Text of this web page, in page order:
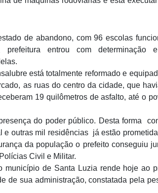
de abandono, com 96 escolas
entrou com determinação
está totalmente reformado e
as ruas do centro da cidade, que
19 quilômetros de asfalto, até o
do poder público. Desta forma
outras mil residências já estão
da população o prefeito conseguiu
Civil e Militar.
de Santa Luzia rende hoje ao
de sua administração, constatada pela